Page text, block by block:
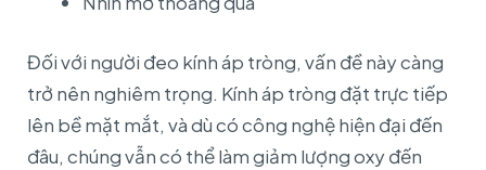
Đối với người đeo kính áp tròng, vấn đề này càng
trở nên nghiêm trọng. Kính áp tròng đặt trực tiếp
lên bề mặt mắt, và dù có công nghệ hiện đại đến
đâu, chúng vẫn có thể làm giảm lượng oxy đến